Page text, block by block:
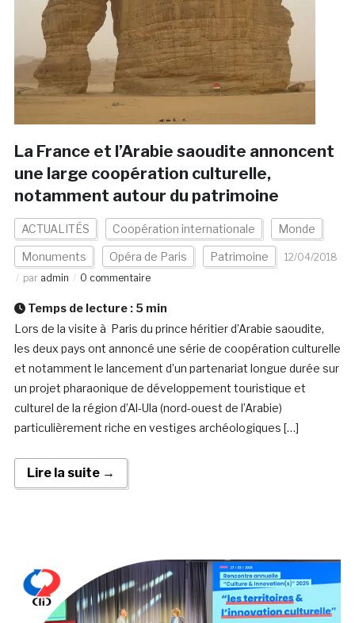
La France et l’Arabie saoudite annoncent
une large coopération culturelle,
notamment autour du patrimoine
ACTUALITÉS Coopération internationale Monde
Monuments Opéra de Paris Patrimoine
12/04/2018
par admin 0 commentaire
Temps de lecture : 5 min
Lors de la visite à Paris du prince héritier d’Arabie saoudite,
les deux pays ont annoncé une série de coopération culturelle
et notamment le lancement d’un partenariat longue durée sur
un projet pharaonique de développement touristique et
culturel de la région d’Al-Ula (nord-ouest de l’Arabie)
particulièrement riche en vestiges archéologiques […]
Lire la suite →